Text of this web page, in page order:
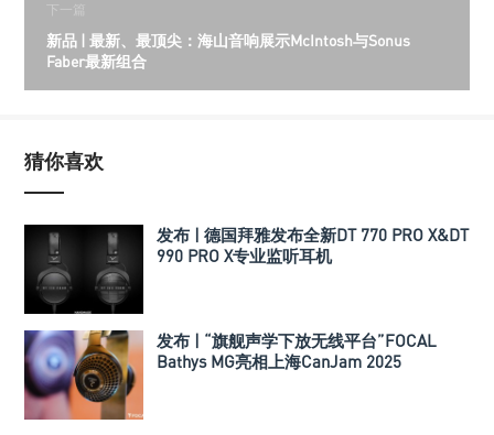
下一篇
新品 | 最新、最顶尖：海山音响展示McIntosh与Sonus
Faber最新组合
猜你喜欢
发布 | 德国拜雅发布全新DT 770 PRO X&DT
990 PRO X专业监听耳机
发布 | “旗舰声学下放无线平台”FOCAL
Bathys MG亮相上海CanJam 2025